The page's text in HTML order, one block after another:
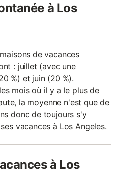
à Los
de vacances
: juillet (avec une
%) et juin (20 %).
mois où il y a le plus de
la moyenne n'est que de
donc de toujours s'y
vacances à Los Angeles.
à Los